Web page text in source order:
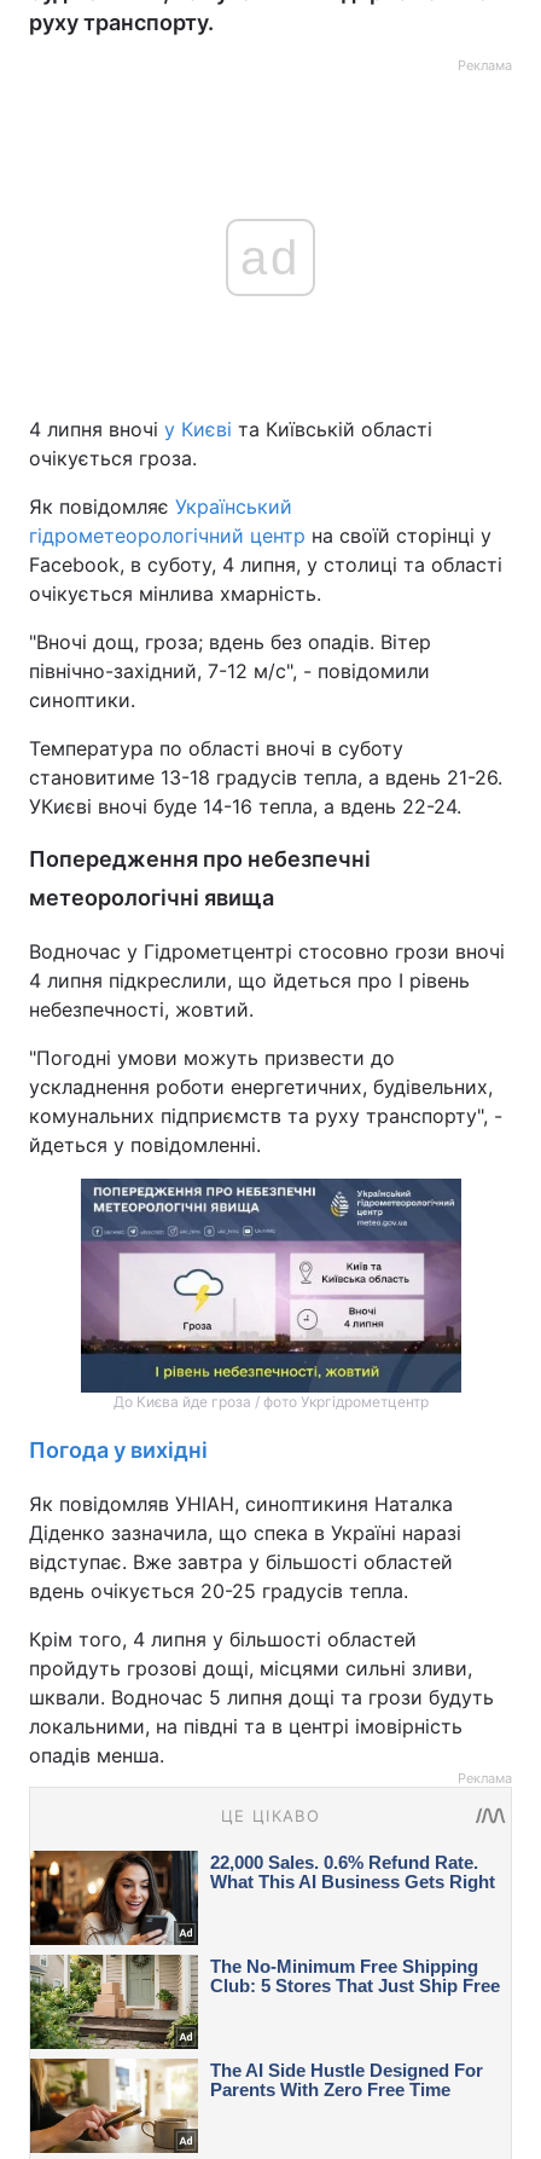
руху транспорту.
Реклама
ad
4 липня вночі у Києві та Київській області
очікується гроза.
Як повідомляє Український
гідрометеорологічний центр на своїй сторінці у
Facebook, в суботу, 4 липня, у столиці та області
очікується мінлива хмарність.
"Вночі дощ, гроза; вдень без опадів. Вітер
північно-західний, 7-12 м/с", - повідомили
синоптики.
Температура по області вночі в суботу
становитиме 13-18 градусів тепла, а вдень 21-26.
УКиєві вночі буде 14-16 тепла, а вдень 22-24.
Попередження про небезпечні
метеорологічні явища
Водночас у Гідрометцентрі стосовно грози вночі
4 липня підкреслили, що йдеться про І рівень
небезпечності, жовтий.
"Погодні умови можуть призвести до
ускладнення роботи енергетичних, будівельних,
комунальних підприємств та руху транспорту", -
йдеться у повідомленні.
До Києва йде гроза / фото Укргідрометцентр
Погода у вихідні
Як повідомляв УНІАН, синоптикиня Наталка
Діденко зазначила, що спека в Україні наразі
відступає. Вже завтра у більшості областей
вдень очікується 20-25 градусів тепла.
Крім того, 4 липня у більшості областей
пройдуть грозові дощі, місцями сильні зливи,
шквали. Водночас 5 липня дощі та грози будуть
локальними, на півдні та в центрі імовірність
опадів менша.
Реклама